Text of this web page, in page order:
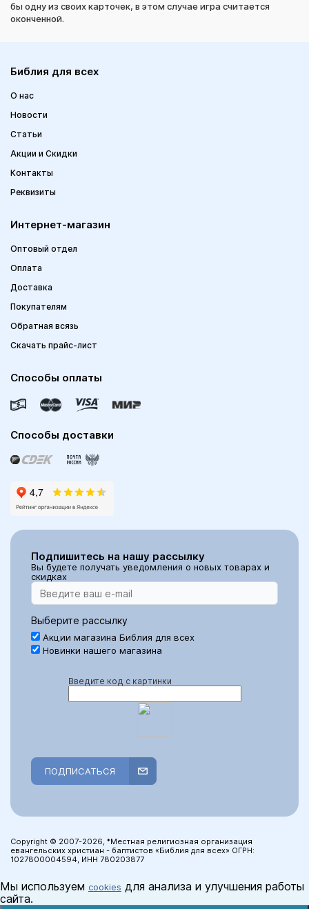
бы одну из своих карточек, в этом случае игра считается
оконченной.
Библия для всех
О нас
Новости
Статьи
Акции и Скидки
Контакты
Реквизиты
Интернет-магазин
Оптовый отдел
Оплата
Доставка
Покупателям
Обратная всязь
Скачать прайс-лист
Способы оплаты
Способы доставки
Подпишитесь на нашу рассылку
Вы будете получать уведомления о новых товарах и
скидках
Выберите рассылку
Акции магазина Библия для всех
Новинки нашего магазина
Введите код с картинки
ПОДПИСАТЬСЯ
Copyright © 2007-2026, *Местная религиозная организация
евангельских христиан - баптистов «Библия для всех» ОГРН:
1027800004594, ИНН 780203877
Мы используем cookies для анализа и улучшения работы
сайта.